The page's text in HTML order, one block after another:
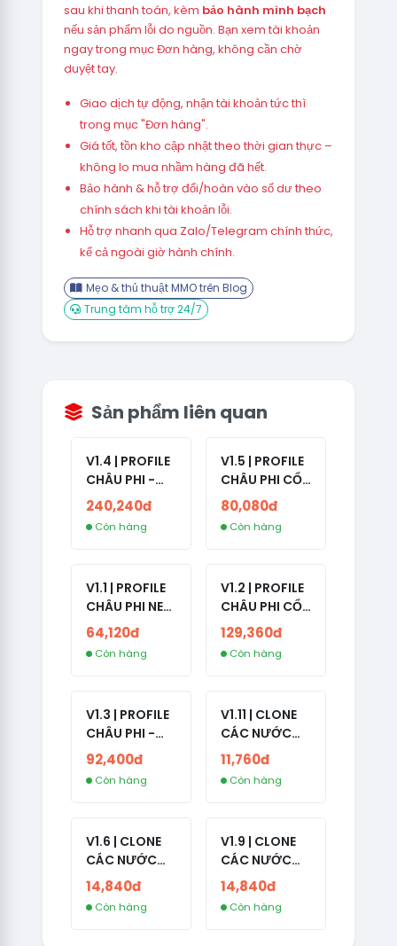
sau khi thanh toán, kèm bảo hành minh bạch
nếu sản phẩm lỗi do nguồn. Bạn xem tài khoản
ngay trong mục Đơn hàng, không cần chờ
duyệt tay.
Giao dịch tự động, nhận tài khoản tức thì
trong mục "Đơn hàng".
Giá tốt, tồn kho cập nhật theo thời gian thực –
không lo mua nhầm hàng đã hết.
Bảo hành & hỗ trợ đổi/hoàn vào số dư theo
chính sách khi tài khoản lỗi.
Hỗ trợ nhanh qua Zalo/Telegram chính thức,
kể cả ngoài giờ hành chính.
Mẹo & thủ thuật MMO trên Blog
Trung tâm hỗ trợ 24/7
Sản phẩm liên quan
V1.4 | PROFILE
CHÂU PHI -
ETHIOPIA CỔ -
NO 2FA -
RANDOM BẠN
240,240đ
Còn hàng
V1.5 | PROFILE
CHÂU PHI CỔ
- NO 2FA -
LẪN 2024 -
LIVE ADS
80,080đ
Còn hàng
V1.1 | PROFILE
CHÂU PHI NEW
- NO 2FA - ĐA
SỐ BẠN BÈ
CAO
64,120đ
Còn hàng
V1.2 | PROFILE
CHÂU PHI CỔ
- NO 2FA -
LIVE ADS -
NĂM TẠO
129,360đ
Còn hàng
V1.3 | PROFILE
CHÂU PHI -
NO 2FA - LIVE
ADS
92,400đ
Còn hàng
V1.11 | CLONE
CÁC NƯỚC
CÓ 2FA -
INDIA - HÀNG
1 HOTMAIL
11,760đ
Còn hàng
V1.6 | CLONE
CÁC NƯỚC
CÓ 2FA -
GERMANY -
TKQC TẠO
14,840đ
Còn hàng
V1.9 | CLONE
CÁC NƯỚC
CÓ 2FA -
THAILAND -
VER MAIL
14,840đ
Còn hàng